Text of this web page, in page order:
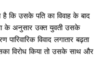
है कि उसके पति का विवाह के बाद
के अनुसार उक्त युवती उसके
विवाद लगातार बढ़ता
विरोध किया तो उसके साथ और